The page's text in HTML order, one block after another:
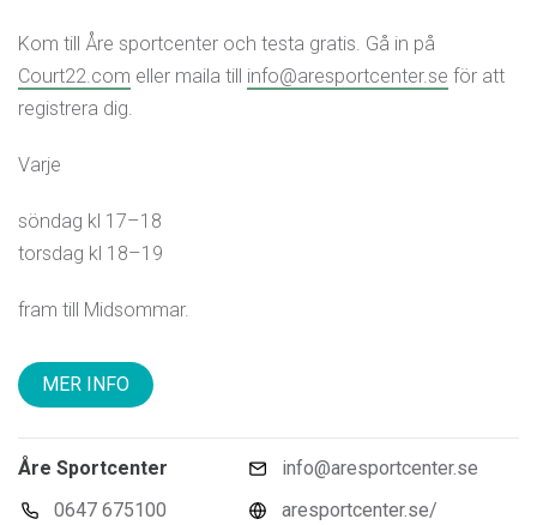
Kom till Åre sportcenter och testa gratis. Gå in på
Court22.com eller maila till info@aresportcenter.se för att
registrera dig.
Varje
söndag kl 17–18
torsdag kl 18–19
fram till Midsommar.
MER INFO
Åre Sportcenter
0647 675100
info@aresportcenter.se
aresportcenter.se/